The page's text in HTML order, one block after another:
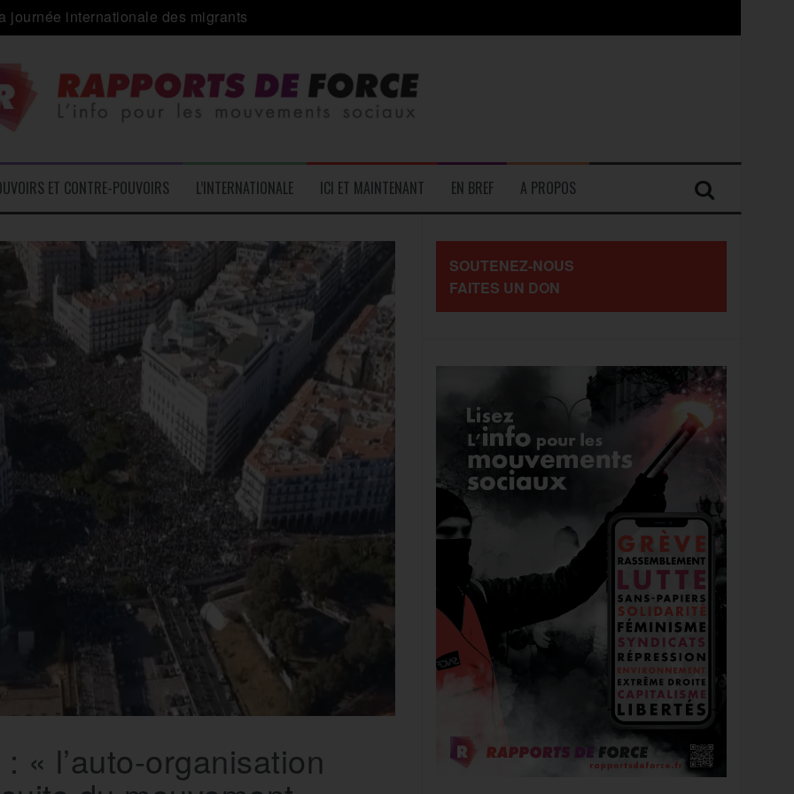
inédite » avec les associations d’usagers ?
– L’Actu des Oublié.es
contre « l’une des plus grandes attaques jamais menées contre les travailleurs »
ça peut marcher
médico-social
ET CONTRE-POUVOIRS L’INTERNATIONALE ICI ET MAINTENANT EN BREF A PROPOS
« l’auto-organisation
SOUTENEZ-NOUS
FAITES UN DON